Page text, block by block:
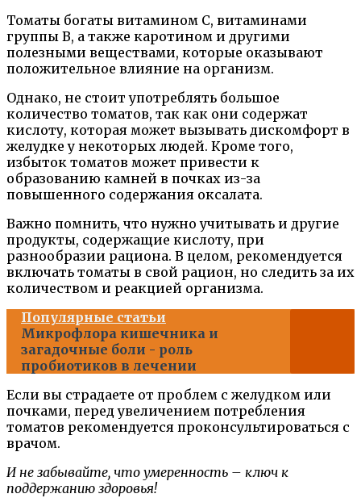
Томаты богаты витамином С, витаминами
группы В, а также каротином и другими
полезными веществами, которые оказывают
положительное влияние на организм.
Однако, не стоит употреблять большое
количество томатов, так как они содержат
кислоту, которая может вызывать дискомфорт в
желудке у некоторых людей. Кроме того,
избыток томатов может привести к
образованию камней в почках из-за
повышенного содержания оксалата.
Важно помнить, что нужно учитывать и другие
продукты, содержащие кислоту, при
разнообразии рациона. В целом, рекомендуется
включать томаты в свой рацион, но следить за их
количеством и реакцией организма.
Популярные статьи
Микрофлора кишечника и
загадочные боли - роль
пробиотиков в лечении
Если вы страдаете от проблем с желудком или
почками, перед увеличением потребления
томатов рекомендуется проконсультироваться с
врачом.
И не забывайте, что умеренность – ключ к
поддержанию здоровья!